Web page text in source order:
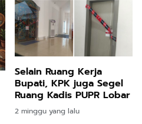
Selain Ruang Kerja
Bupati, KPK juga Segel
Ruang Kadis PUPR Lobar
2 minggu yang lalu